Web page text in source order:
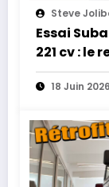
Steve
Essai
221 cv : le
18 Juin 2026